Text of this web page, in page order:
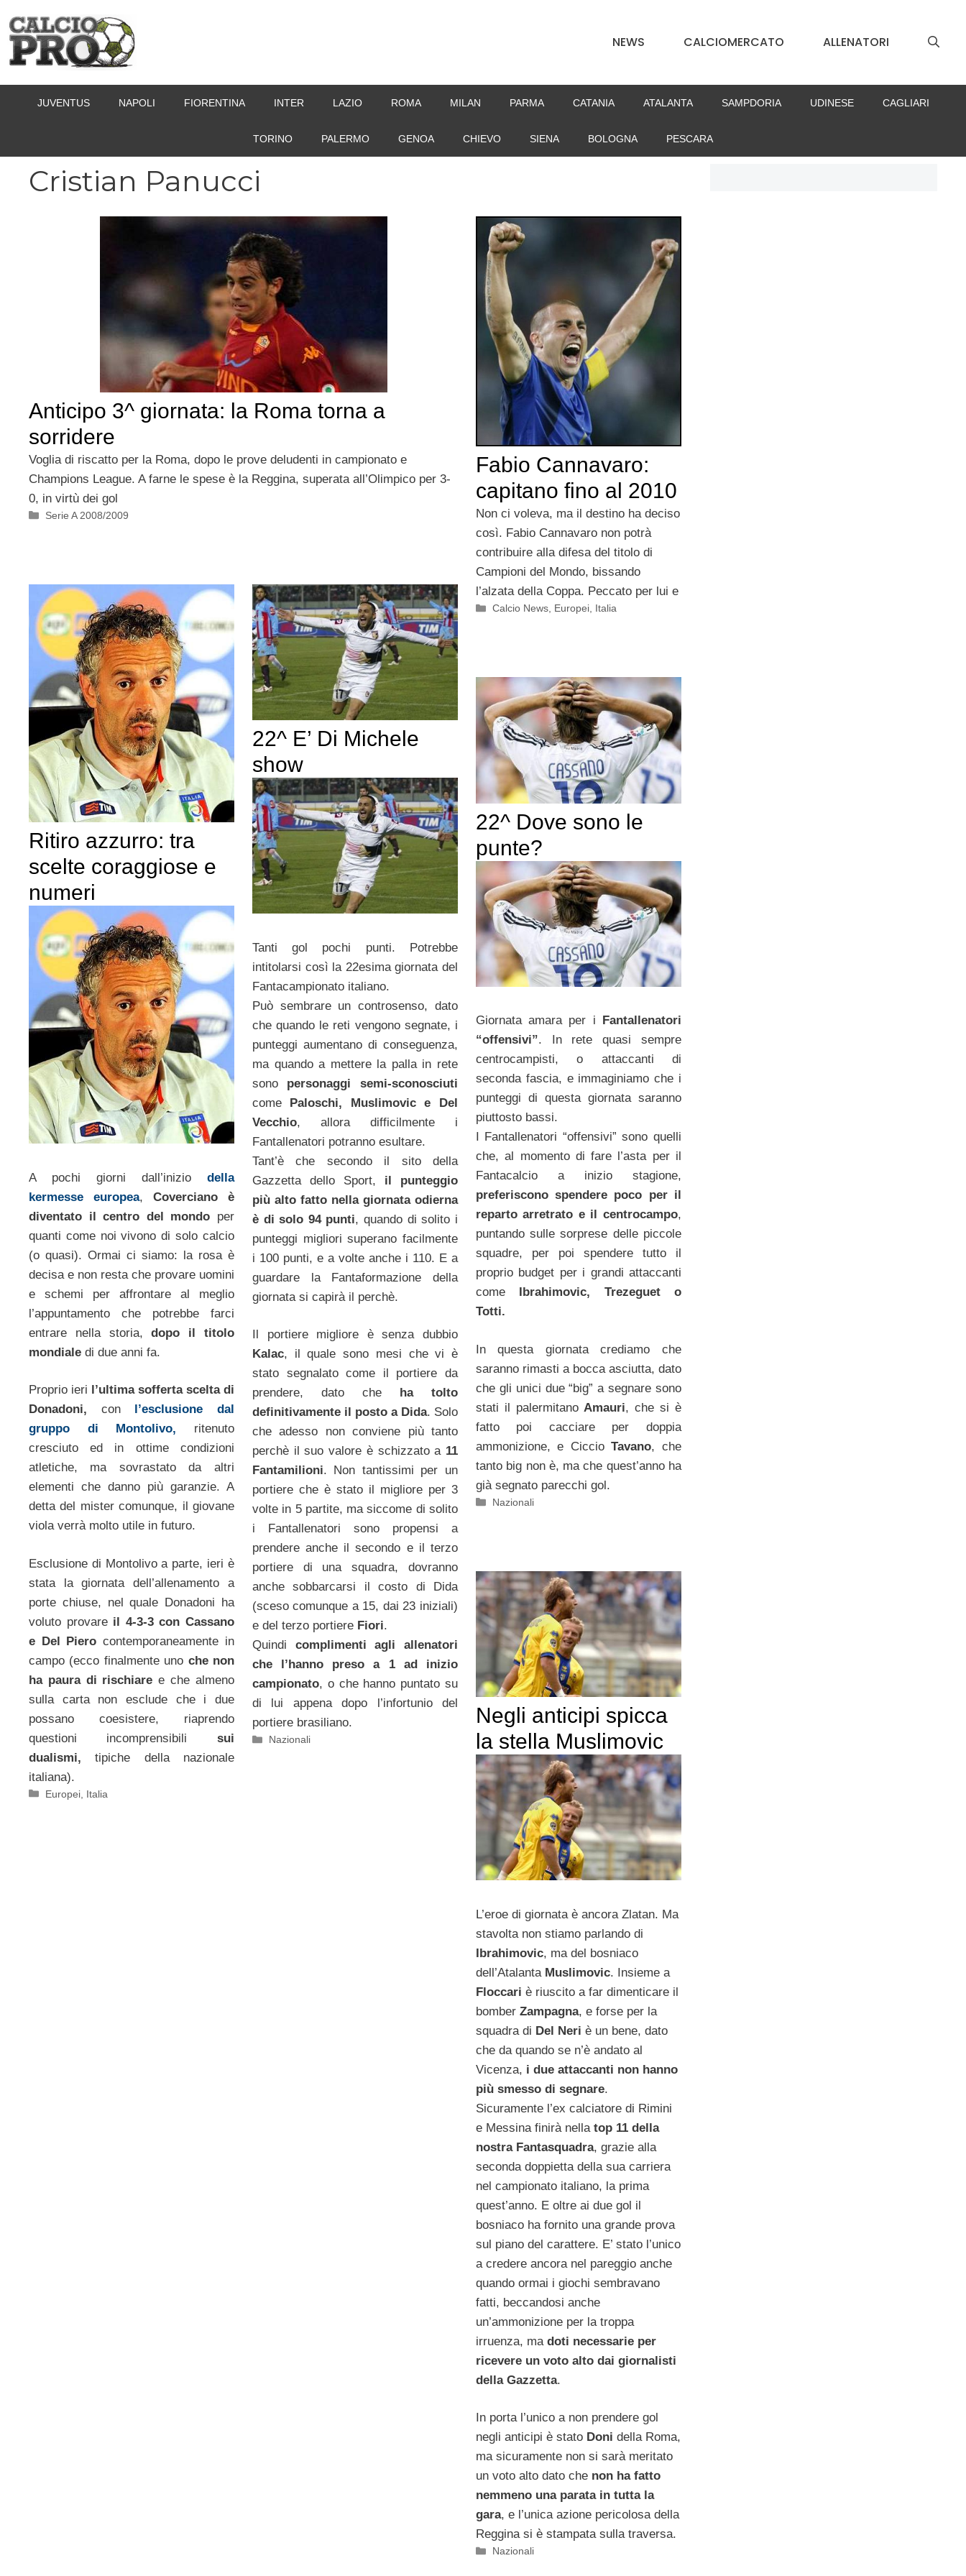
contenuto
NEWS CALCIOMERCATO ALLENATORI
JUVENTUS NAPOLI FIORENTINA INTER LAZIO ROMA MILAN PARMA CATANIA ATALANTA SAMPDORIA UDINESE CAGLIARI
TORINO PALERMO GENOA CHIEVO SIENA BOLOGNA PESCARA
Cristian Panucci
Anticipo 3^ giornata: la Roma torna a
sorridere
Voglia di riscatto per la Roma, dopo le prove deludenti in campionato e
Champions League. A farne le spese è la Reggina, superata all’Olimpico per 3-
0, in virtù dei gol
Categorie
Serie A 2008/2009
Fabio Cannavaro:
capitano fino al 2010
Non ci voleva, ma il destino ha deciso
così. Fabio Cannavaro non potrà
contribuire alla difesa del titolo di
Campioni del Mondo, bissando
l’alzata della Coppa. Peccato per lui e
Categorie
Calcio News, Europei, Italia
Ritiro azzurro: tra
scelte coraggiose e
numeri
A pochi giorni dall’inizio della
kermesse europea, Coverciano è
diventato il centro del mondo per
quanti come noi vivono di solo calcio
(o quasi). Ormai ci siamo: la rosa è
decisa e non resta che provare uomini
e schemi per affrontare al meglio
l’appuntamento che potrebbe farci
entrare nella storia,dopo il titolo
mondiale di due anni fa.
Proprio ieri l’ultima sofferta scelta di
Donadoni, con l’esclusione dal
gruppo di Montolivo, ritenuto
cresciuto ed in ottime condizioni
atletiche, ma sovrastato da altri
elementi che danno più garanzie. A
detta del mister comunque, il giovane
viola verrà molto utile in futuro.
Esclusione di Montolivo a parte, ieri è
stata la giornata dell’allenamento a
porte chiuse, nel quale Donadoni ha
voluto provareil 4-3-3 con Cassano
e Del Piero contemporaneamente in
campo (ecco finalmente uno che non
ha paura di rischiare e che almeno
sulla carta non esclude che i due
possano coesistere, riaprendo
questioni incomprensibili sui
dualismi, tipiche della nazionale
italiana).
Categorie
Europei Italia
22^ E’ Di Michele
show
Tanti gol pochi punti. Potrebbe
intitolarsi così la 22esima giornata del
Fantacampionato italiano.
Può sembrare un controsenso, dato
che quando le reti vengono segnate, i
punteggi aumentano di conseguenza,
ma quando a mettere la palla in rete
sono personaggi semi-sconosciuti
come Paloschi, Muslimovic e Del
Vecchio, allora difficilmente i
Fantallenatori potranno esultare.
Tant’è che secondo il sito della
Gazzetta dello Sport, il punteggio
più alto fatto nella giornata odierna
è di solo 94 punti, quando di solito i
punteggi migliori superano facilmente
i 100 punti, e a volte anche i 110. E a
guardare la Fantaformazione della
giornata si capirà il perchè.
Il portiere migliore è senza dubbio
Kalac, il quale sono mesi che vi è
stato segnalato come il portiere da
prendere, dato che
ha tolto
definitivamente il posto a Dida. Solo
che adesso non conviene più tanto
perchè il suo valore è schizzato a 11
Fantamilioni. Non tantissimi per un
portiere che è stato il migliore per 3
volte in 5 partite, ma siccome di solito
i Fantallenatori sono propensi a
prendere anche il secondo e il terzo
portiere di una squadra, dovranno
anche sobbarcarsi il costo di Dida
(sceso comunque a 15, dai 23 iniziali)
e del terzo portiere Fiori.
Quindi complimenti agli allenatori
che l’hanno preso a 1 ad inizio
campionato, o che hanno puntato su
di lui appena dopo l’infortunio del
portiere brasiliano.
Categorie
Nazionali
22^ Dove sono le
punte?
Giornata amara per i
Fantallenatori
“offensivi”. In rete quasi sempre
centrocampisti, o attaccanti di
seconda fascia, e immaginiamo che i
punteggi di questa giornata saranno
piuttosto bassi.
I Fantallenatori “offensivi” sono quelli
che, al momento di fare l’asta per il
Fantacalcio a inizio stagione,
preferiscono spendere poco per il
reparto arretrato e il centrocampo,
puntando sulle sorprese delle piccole
squadre, per poi spendere tutto il
proprio budget per i grandi attaccanti
come
Ibrahimovic, Trezeguet o
Totti.
In questa giornata crediamo che
saranno rimasti a bocca asciutta, dato
che gli unici due “big” a segnare sono
stati il palermitano Amauri, che si è
fatto poi cacciare per doppia
ammonizione, e CiccioTavano, che
tanto big non è, ma che quest’anno ha
già segnato parecchi gol.
Categorie
Nazionali
Negli anticipi spicca
la stella Muslimovic
L’eroe di giornata è ancora Zlatan. Ma
stavolta non stiamo parlando di
Ibrahimovic, ma del bosniaco
dell’Atalanta Muslimovic. Insieme a
Floccari è riuscito a far dimenticare il
bomber Zampagna, e forse per la
squadra di Del Neri è un bene, dato
che da quando se n’è andato al
Vicenza, i due attaccanti non hanno
più smesso di segnare.
Sicuramente l’ex calciatore di Rimini
e Messina finirà nella top 11 della
nostra Fantasquadra, grazie alla
seconda doppietta della sua carriera
nel campionato italiano, la prima
quest’anno. E oltre ai due gol il
bosniaco ha fornito una grande prova
sul piano del carattere. E’ stato l’unico
a credere ancora nel pareggio anche
quando ormai i giochi sembravano
fatti, beccandosi anche
un’ammonizione per la troppa
irruenza, ma doti necessarie per
ricevere un voto alto dai giornalisti
della Gazzetta.
In porta l’unico a non prendere gol
negli anticipi è stato Doni della Roma,
ma sicuramente non si sarà meritato
un voto alto dato che non ha fatto
nemmeno una parata in tutta la
gara, e l’unica azione pericolosa della
Reggina si è stampata sulla traversa.
Categorie
Nazionali